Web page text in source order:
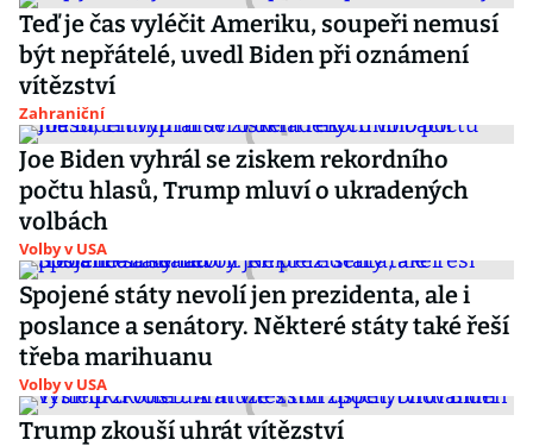
Teď je čas vyléčit Ameriku, soupeři nemusí
být nepřátelé, uvedl Biden při oznámení
vítězství
Zahraniční
Joe Biden vyhrál se ziskem rekordního
počtu hlasů, Trump mluví o ukradených
volbách
Volby v USA
Spojené státy nevolí jen prezidenta, ale i
poslance a senátory. Některé státy také řeší
třeba marihuanu
Volby v USA
Trump zkouší uhrát vítězství